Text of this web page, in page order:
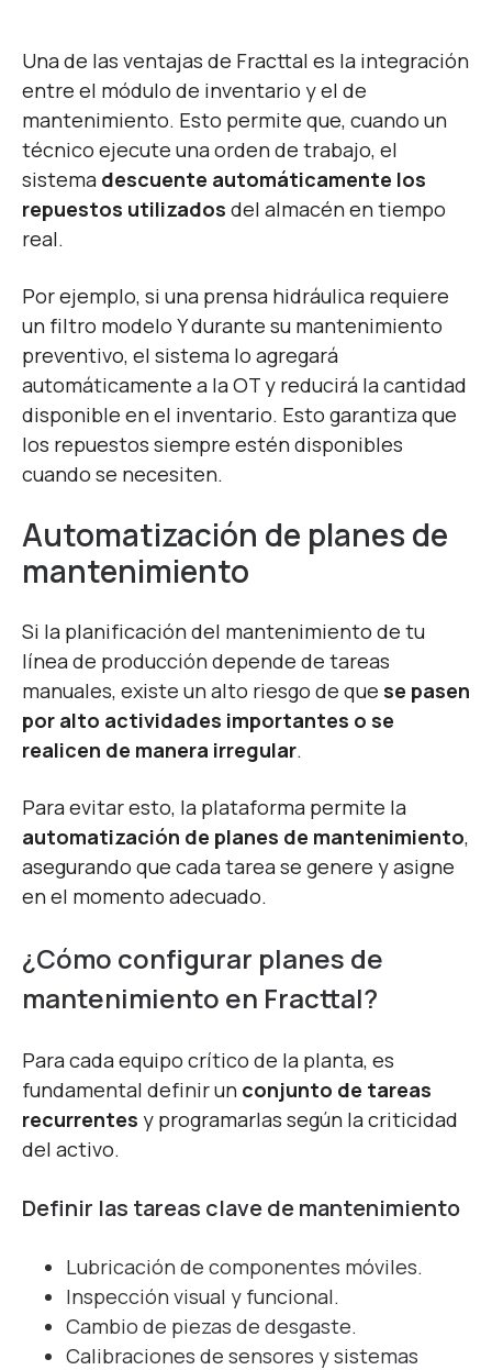
Una de las ventajas de Fracttal es la integración
entre el módulo de inventario y el de
mantenimiento. Esto permite que, cuando un
técnico ejecute una orden de trabajo, el
sistema descuente automáticamente los
repuestos utilizados del almacén en tiempo
real.
Por ejemplo, si una prensa hidráulica requiere
un filtro modelo Y durante su mantenimiento
preventivo, el sistema lo agregará
automáticamente a la OT y reducirá la cantidad
disponible en el inventario. Esto garantiza que
los repuestos siempre estén disponibles
cuando se necesiten.
Automatización de planes de
mantenimiento
Si la planificación del mantenimiento de tu
línea de producción depende de tareas
manuales, existe un alto riesgo de que se pasen
por alto actividades importantes o se
realicen de manera irregular.
Para evitar esto, la plataforma permite la
automatización de planes de mantenimiento,
asegurando que cada tarea se genere y asigne
en el momento adecuado.
¿Cómo configurar planes de
mantenimiento en Fracttal?
Para cada equipo crítico de la planta, es
fundamental definir un conjunto de tareas
recurrentes y programarlas según la criticidad
del activo.
Definir las tareas clave de mantenimiento
Lubricación de componentes móviles.
Inspección visual y funcional.
Cambio de piezas de desgaste.
Calibraciones de sensores y sistemas